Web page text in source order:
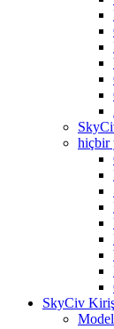
hiçbir
SkyCiv